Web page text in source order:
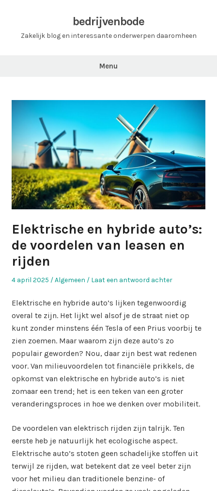
bedrijvenbode
Zakelijk blog en interessante onderwerpen daaromheen
Menu
Elektrische en hybride auto’s:
de voordelen van leasen en
rijden
Geplaatst
4 april 2025
Geplaatst
Algemeen Laat een antwoord achter
Elektrische en hybride auto’s lijken tegenwoordig
overal te zijn. Het lijkt wel alsof je de straat niet op
kunt zonder minstens één Tesla of een Prius voorbij te
zien zoemen. Maar waarom zijn deze auto’s zo
populair geworden? Nou, daar zijn best wat redenen
voor. Van milieuvoordelen tot financiële prikkels, de
opkomst van elektrische en hybride auto’s is niet
zomaar een trend; het is een teken van een groter
veranderingsproces in hoe we denken over mobiliteit.
De voordelen van elektrisch rijden zijn talrijk. Ten
eerste heb je natuurlijk het ecologische aspect.
Elektrische auto’s stoten geen schadelijke stoffen uit
terwijl ze rijden, wat betekent dat ze veel beter zijn
voor het milieu dan traditionele benzine- of